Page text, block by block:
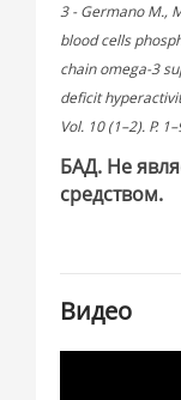
3 - Germano M.,
blood cells
chain omega-3
deficit
Vol. 10 (1–2). P.
БАД. Не
средством.
Видео